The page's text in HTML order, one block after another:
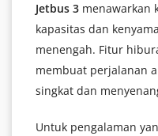
Jetbus 3 menawarkan
kapasitas dan
menengah. Fitur
membuat perjalanan
singkat dan
Untuk pengalaman